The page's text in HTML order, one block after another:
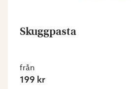
Skuggpasta
från
199 kr